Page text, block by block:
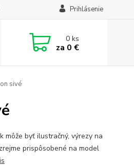
Prihlásenie
0ks
za 0 €
sivé
môže byť ilustračný, výrezy na
prispôsobené na model